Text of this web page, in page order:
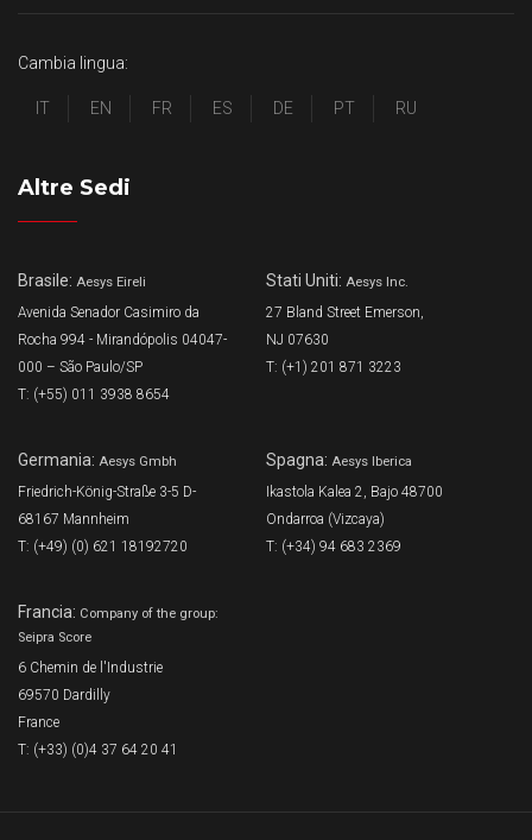
Cambia lingua:
IT EN FR ES DE PT RU
Altre Sedi
Brasile: Aesys Eireli
Avenida Senador Casimiro da
Rocha 994 - Mirandópolis 04047-
000 – São Paulo/SP
T: (+55) 011 3938 8654
Stati Uniti: Aesys Inc.
27 Bland Street Emerson,
NJ 07630
T: (+1) 201 871 3223
Germania: Aesys Gmbh
Friedrich-König-Straße 3-5 D-
68167 Mannheim
T: (+49) (0) 621 18192720
Spagna: Aesys Iberica
Ikastola Kalea 2, Bajo 48700
Ondarroa (Vizcaya)
T: (+34) 94 683 2369
Francia: Company of the group:
Seipra Score
6 Chemin de l'Industrie
69570 Dardilly
France
T: (+33) (0)4 37 64 20 41